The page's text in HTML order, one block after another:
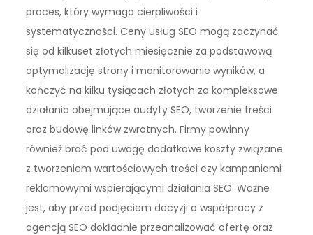
proces, który wymaga cierpliwości i
systematyczności. Ceny usług SEO mogą zaczynać
się od kilkuset złotych miesięcznie za podstawową
optymalizację strony i monitorowanie wyników, a
kończyć na kilku tysiącach złotych za kompleksowe
działania obejmujące audyty SEO, tworzenie treści
oraz budowę linków zwrotnych. Firmy powinny
również brać pod uwagę dodatkowe koszty związane
z tworzeniem wartościowych treści czy kampaniami
reklamowymi wspierającymi działania SEO. Ważne
jest, aby przed podjęciem decyzji o współpracy z
agencją SEO dokładnie przeanalizować ofertę oraz